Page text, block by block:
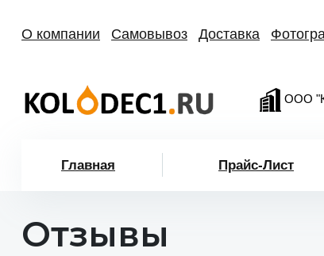
О компании Самовывоз Доставка
ООО
Главная Прайс-Лист
Отзывы